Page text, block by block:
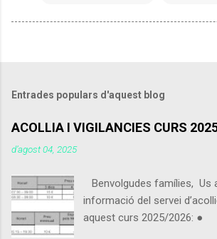
Entrades populars d'aquest blog
ACOLLIA I VIGILANCIES CURS
d’agost 04, 2025
Benvolgudes famílies, Us
informació del servei
aquest curs 2025/2026: ●